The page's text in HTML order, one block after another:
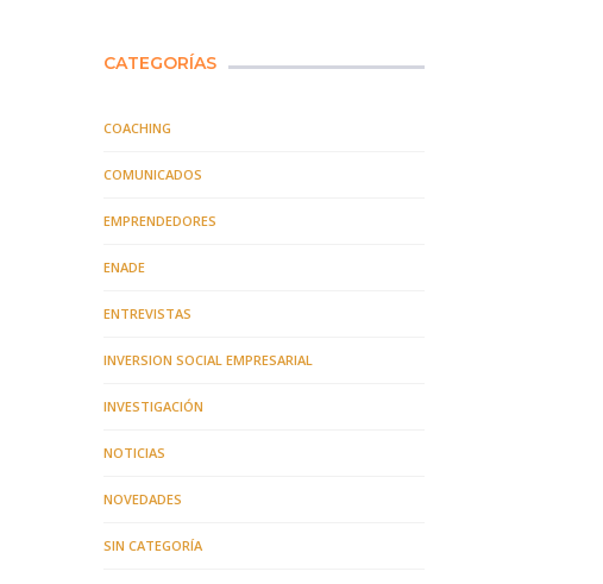
CATEGORÍAS
COACHING
COMUNICADOS
EMPRENDEDORES
ENADE
ENTREVISTAS
INVERSION SOCIAL EMPRESARIAL
INVESTIGACIÓN
NOTICIAS
NOVEDADES
SIN CATEGORÍA